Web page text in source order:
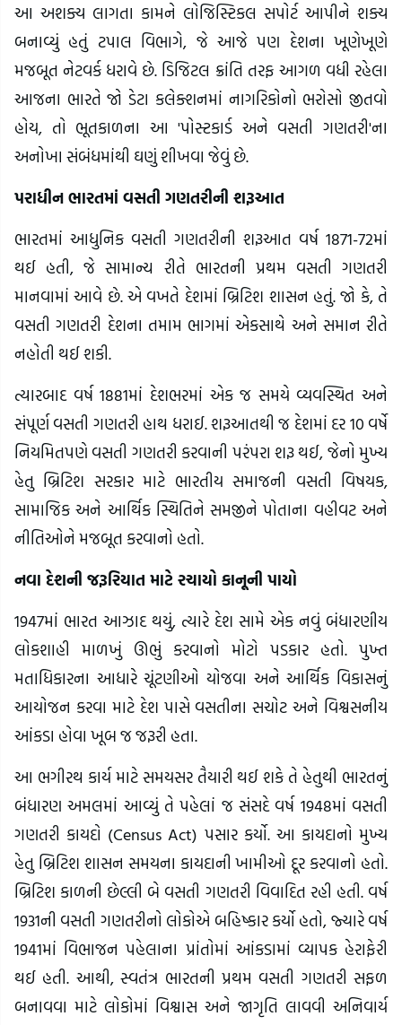
આ અશક્ય લાગતા કામને લોજિસ્ટિકલ સપોર્ટ આપીને શક્ય
બનાવ્યું હતું ટપાલ વિભાગે, જે આજે પણ દેશના ખૂણેખૂણે
મજબૂત નેટવર્ક ધરાવે છે. ડિજિટલ ક્રાંતિ તરફ આગળ વધી રહેલા
આજના ભારતે જો ડેટા કલેક્શનમાં નાગરિકોનો ભરોસો જીતવો
હોય, તો ભૂતકાળના આ 'પોસ્ટકાર્ડ અને વસતી ગણતરી'ના
અનોખા સંબંધમાંથી ઘણું શીખવા જેવું છે.
પરાધીન ભારતમાં વસતી ગણતરીની શરૂઆત
ભારતમાં આધુનિક વસતી ગણતરીની શરૂઆત વર્ષ 1871-72માં
થઈ હતી, જે સામાન્ય રીતે ભારતની પ્રથમ વસતી ગણતરી
માનવામાં આવે છે. એ વખતે દેશમાં બ્રિટિશ શાસન હતું. જો કે, તે
વસતી ગણતરી દેશના તમામ ભાગમાં એકસાથે અને સમાન રીતે
નહોતી થઈ શકી.
ત્યારબાદ વર્ષ 1881માં દેશભરમાં એક જ સમયે વ્યવસ્થિત અને
સંપૂર્ણ વસતી ગણતરી હાથ ધરાઈ. શરૂઆતથી જ દેશમાં દર 10 વર્ષે
નિયમિતપણે વસતી ગણતરી કરવાની પરંપરા શરૂ થઈ, જેનો મુખ્ય
હેતુ બ્રિટિશ સરકાર માટે ભારતીય સમાજની વસતી વિષયક,
સામાજિક અને આર્થિક સ્થિતિને સમજીને પોતાના વહીવટ અને
નીતિઓને મજબૂત કરવાનો હતો.
નવા દેશની જરૂરિયાત માટે રચાયો કાનૂની પાયો
1947માં ભારત આઝાદ થયું, ત્યારે દેશ સામે એક નવું બંધારણીય
લોકશાહી માળખું ઊભું કરવાનો મોટો પડકાર હતો. પુખ્ત
મતાધિકારના આધારે ચૂંટણીઓ યોજવા અને આર્થિક વિકાસનું
આયોજન કરવા માટે દેશ પાસે વસતીના સચોટ અને વિશ્વસનીય
આંકડા હોવા ખૂબ જ જરૂરી હતા.
આ ભગીરથ કાર્ય માટે સમયસર તૈયારી થઈ શકે તે હેતુથી ભારતનું
બંધારણ અમલમાં આવ્યું તે પહેલાં જ સંસદે વર્ષ 1948માં વસતી
ગણતરી કાયદો (Census Act) પસાર કર્યો. આ કાયદાનો મુખ્ય
હેતુ બ્રિટિશ શાસન સમયના કાયદાની ખામીઓ દૂર કરવાનો હતો.
બ્રિટિશ કાળની છેલ્લી બે વસતી ગણતરી વિવાદિત રહી હતી. વર્ષ
1931ની વસતી ગણતરીનો લોકોએ બહિષ્કાર કર્યો હતો, જ્યારે વર્ષ
1941માં વિભાજન પહેલાના પ્રાંતોમાં આંકડામાં વ્યાપક હેરાફેરી
થઈ હતી. આથી, સ્વતંત્ર ભારતની પ્રથમ વસતી ગણતરી સફળ
બનાવવા માટે લોકોમાં વિશ્વાસ અને જાગૃતિ લાવવી અનિવાર્ય